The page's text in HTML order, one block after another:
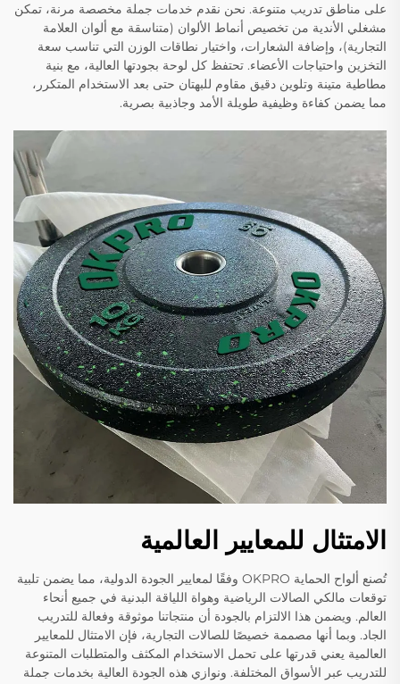
على مناطق تدريب متنوعة. نحن نقدم خدمات جملة مخصصة مرنة، تمكن
مشغلي الأندية من تخصيص أنماط الألوان (متناسقة مع ألوان العلامة
التجارية)، وإضافة الشعارات، واختيار نطاقات الوزن التي تناسب سعة
التخزين واحتياجات الأعضاء. تحتفظ كل لوحة بجودتها العالية، مع بنية
مطاطية متينة وتلوين دقيق مقاوم للبهتان حتى بعد الاستخدام المتكرر،
مما يضمن كفاءة وظيفية طويلة الأمد وجاذبية بصرية.
الامتثال للمعايير العالمية
تُصنع ألواح الحماية OKPRO وفقًا لمعايير الجودة الدولية، مما يضمن تلبية
توقعات مالكي الصالات الرياضية وهواة اللياقة البدنية في جميع أنحاء
العالم. ويضمن هذا الالتزام بالجودة أن منتجاتنا موثوقة وفعالة للتدريب
الجاد. وبما أنها مصممة خصيصًا للصالات التجارية، فإن الامتثال للمعايير
العالمية يعني قدرتها على تحمل الاستخدام المكثف والمتطلبات المتنوعة
للتدريب عبر الأسواق المختلفة. ونوازي هذه الجودة العالية بخدمات جملة